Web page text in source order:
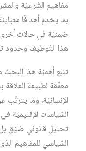
مفاهيم الشّرعيّة
بما يخدم أهدافًا
ضمنيّة في حالات
هذا التّوظيف وحدود
تنبع أهميّة هذا
معمّقة لطبيعة العلاقة
الإنسانيّة، وما
السّياسات الإقليميّة
تحليل قانوني ضيّق
السّياسي للمفاهيم